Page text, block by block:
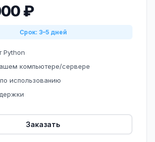
₽
Срок: 3–5 дней
Python
компьютере/сервере
использованию
Заказать